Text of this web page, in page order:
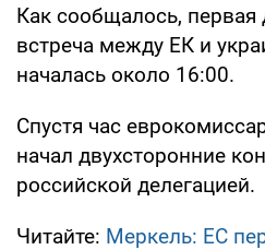
Как сообщалось, первая
встреча между ЕК и
началась около 16:00.
Спустя час
начал двухсторонние
российской делегацией.
Читайте: Меркель: ЕС